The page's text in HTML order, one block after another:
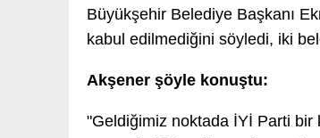
Büyükşehir Belediye Başkanı
kabul edilmediğini söyledi, iki
Akşener şöyle konuştu:
"Geldiğimiz noktada İYİ Parti bir